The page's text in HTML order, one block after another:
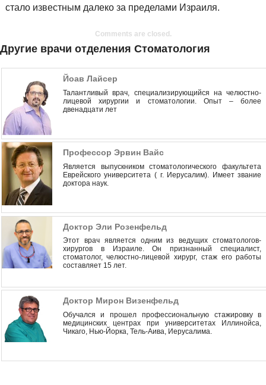
стало известным далеко за пределами Израиля.
Comments are closed.
Другие врачи отделения Стоматология
Йоав Лайсер
Талантливый врач, специализирующийся на челюстно-
лицевой хирургии и стоматологии. Опыт – более
двенадцати лет
Профессор Эрвин Вайс
Является выпускником стоматологического факультета
Еврейского университета ( г. Иерусалим). Имеет звание
доктора наук.
Доктор Эли Розенфельд
Этот врач является одним из ведущих стоматологов-
хирургов в Израиле. Он признанный специалист,
стоматолог, челюстно-лицевой хирург, стаж его работы
составляет 15 лет.
Доктор Мирон Визенфельд
Обучался и прошел профессиональную стажировку в
медицинских центрах при университетах Иллинойса,
Чикаго, Нью-Йорка, Тель-Аива, Иерусалима.